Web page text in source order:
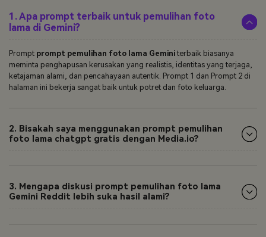
1. Apa prompt terbaik untuk pemulihan foto
lama di Gemini?
Prompt prompt pemulihan foto lama Geminiterbaik biasanya
meminta penghapusan kerusakan yang realistis, identitas yang terjaga,
ketajaman alami, dan pencahayaan autentik. Prompt 1 dan Prompt 2 di
halaman ini bekerja sangat baik untuk potret dan foto keluarga.
2. Bisakah saya menggunakan prompt pemulihan
foto lama chatgpt gratis dengan Media.io?
3. Mengapa diskusi prompt pemulihan foto lama
Gemini Reddit lebih suka hasil alami?